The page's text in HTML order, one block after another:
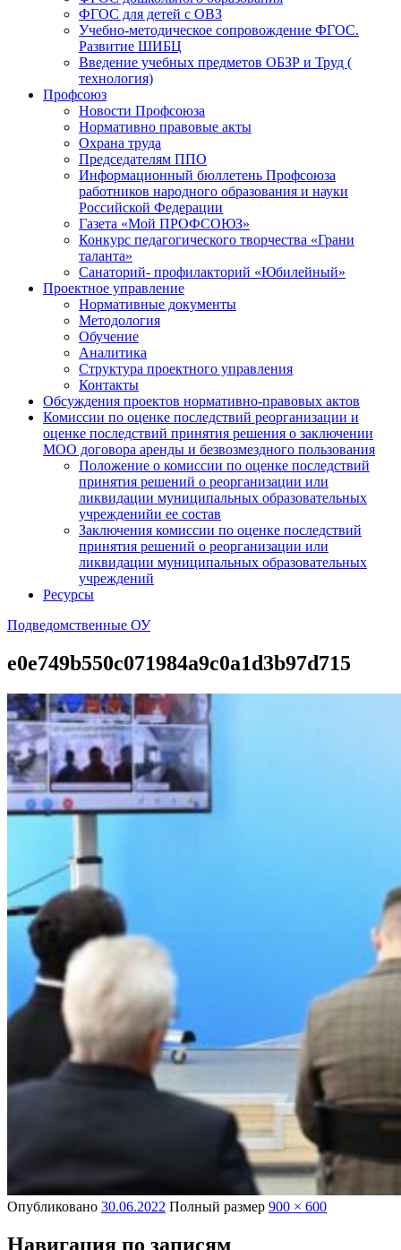
ФГОС для детей с ОВЗ
Учебно-методическое сопровождение ФГОС.
Развитие ШИБЦ
Введение учебных предметов ОБЗР и Труд (
технология)
Профсоюз
Новости Профсоюза
Нормативно правовые акты
Охрана труда
Председателям ППО
Информационный бюллетень Профсоюза
работников народного образования и науки
Российской Федерации
Газета «Мой ПРОФСОЮЗ»
Конкурс педагогического творчества «Грани
таланта»
Санаторий- профилакторий «Юбилейный»
Проектное управление
Нормативные документы
Методология
Обучение
Аналитика
Структура проектного управления
Контакты
Обсуждения проектов нормативно-правовых актов
Комиссии по оценке последствий реорганизации и
оценке последствий принятия решения о заключении
МОО договора аренды и безвозмездного пользования
Положение о комиссии по оценке последствий
принятия решений о реорганизации или
ликвидации муниципальных образовательных
учрежденийи ее состав
Заключения комиссии по оценке последствий
принятия решений о реорганизации или
ликвидации муниципальных образовательных
учреждений
Ресурсы
Подведомственные ОУ
e0e749b550c071984a9c0a1d3b97d715
Опубликовано 30.06.2022 Полный размер 900 × 600
Навигация по записям